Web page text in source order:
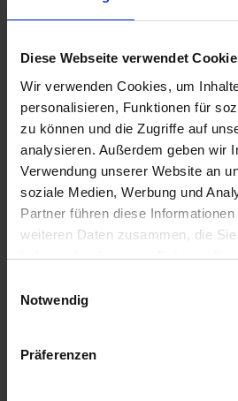
Diese Webseite verwendet
Wir verwenden Cookies, um
personalisieren, Funktionen für
zu können und die Zugriffe auf
analysieren. Außerdem geben wir
Verwendung unserer Website an
soziale Medien, Werbung und
Partner führen diese
weiteren Daten zusammen, die
haben oder die sie im Rahmen
Notwendig
Präferenzen
BAT Pro Phosphor Aktiv
Artikel-Nr.: 63306-01-cfg